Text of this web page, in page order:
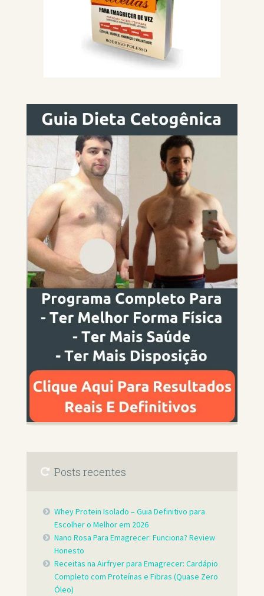
Posts recentes
Whey Protein Isolado – Guia Definitivo para
Escolher o Melhor em 2026
Nano Rosa Para Emagrecer: Funciona? Review
Honesto
Receitas na Airfryer para Emagrecer: Cardápio
Completo com Proteínas e Fibras (Quase Zero
Óleo)